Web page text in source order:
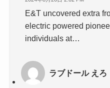
E&T uncovered extra
electric powered
individuals at…
ラブドール えろ